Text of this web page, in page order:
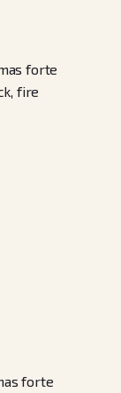
forte
fire
forte